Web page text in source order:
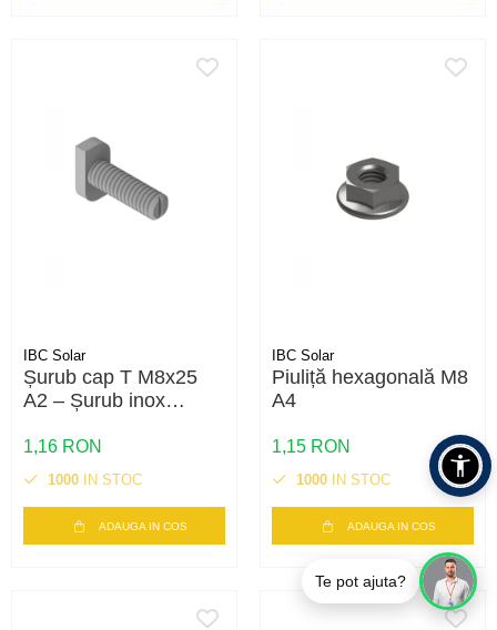
IBC Solar
Șurub cap T M8x25
A2 – Șurub inox
fotovoltaice | Calitate
A2
1,16 RON
1000 IN STOC
ADAUGA IN COS
IBC Solar
Piuliță hexagonală M8
A4
1,15 RON
1000 IN STOC
ADAUGA IN COS
Te pot ajuta?